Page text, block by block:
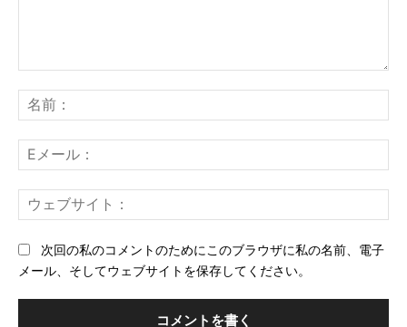
ン
ト：
前
メ
ー
ェ
次回の私のコメントのためにこのブラウザに私の名前、電子
メール、そしてウェブサイトを保存してください。